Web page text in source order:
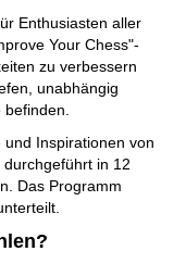
Enthusiasten aller
Your Chess"-
zu verbessern
unabhängig
Inspirationen von
in 12
Das Programm